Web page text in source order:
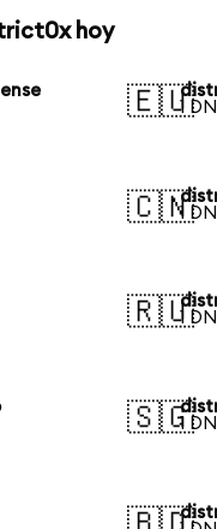
hoy
🇪🇺
1
🇨🇳
1
🇷🇺
1
🇸🇬
1